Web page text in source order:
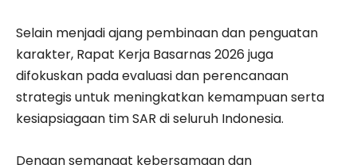
Selain menjadi ajang pembinaan dan penguatan
karakter, Rapat Kerja Basarnas 2026 juga
difokuskan pada evaluasi dan perencanaan
strategis untuk meningkatkan kemampuan serta
kesiapsiagaan tim SAR di seluruh Indonesia.
Dengan semangat kebersamaan dan